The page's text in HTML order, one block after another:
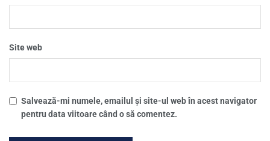
Site web
Salvează-mi numele, emailul și site-ul web în acest navigator
pentru data viitoare când o să comentez.